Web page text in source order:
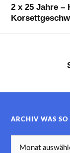
2 x 25 Jahre –
ARCHIV WAS SO